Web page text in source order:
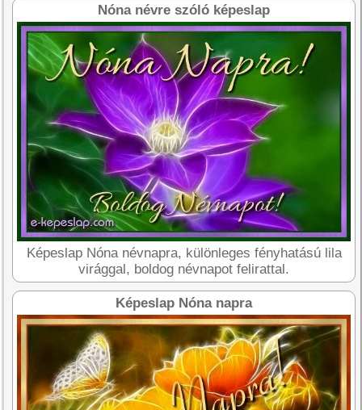
Nóna névre szóló képeslap
Képeslap Nóna névnapra, különleges fényhatású lila
virággal, boldog névnapot felirattal.
Képeslap Nóna napra